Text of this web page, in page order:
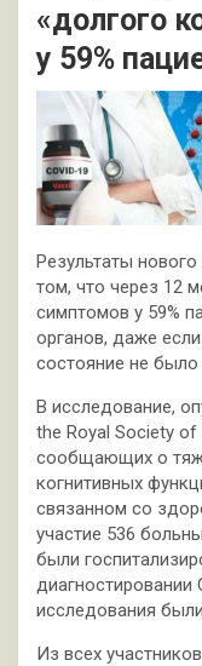
«долгого
у 59%
Результаты
том, что через 12
симптомов у 59%
органов, даже
состояние не
В исследование,
the Royal Society of
сообщающих о
когнитивных
связанном со
участие 536
были
диагностировании
исследования
Из всех